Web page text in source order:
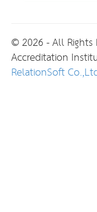
© 2026 - All Rights
Accreditation
RelationSoft